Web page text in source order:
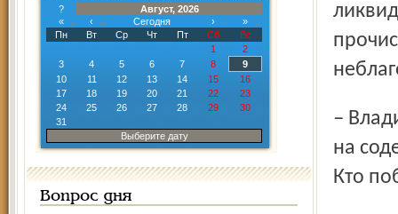
?
Август, 2026
«
‹ Сегодня ›
»
Пн
Вт Ср Чт Пт Сб
Вс
1
2
3
4 5 6 7 8
9
10
11 12 13 14 15
16
17
18 19 20 21 22
23
24
25 26 27 28 29
30
31
Выберите дату
Вопрос дня
– Владимир Иванович, вы ежегодно проводите конкурс
на
Кто